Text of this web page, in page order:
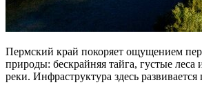
Пермский край покоряет ощущением
природы: бескрайняя тайга, густые леса
реки. Инфраструктура здесь